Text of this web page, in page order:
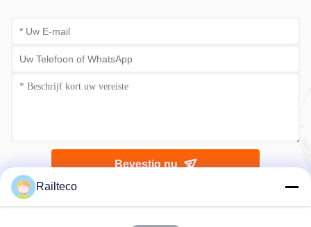
Bevestig nu
Railteco